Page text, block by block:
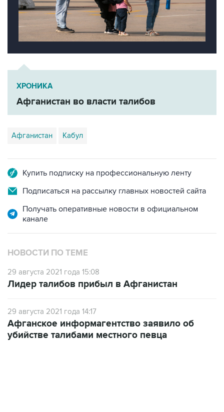
ХРОНИКА
Афганистан во власти талибов
Афганистан Кабул
Купить подписку на профессиональную ленту
Подписаться на рассылку главных новостей сайта
Получать оперативные новости в официальном
канале
НОВОСТИ ПО ТЕМЕ
29 августа 2021 года 15:08
Лидер талибов прибыл в Афганистан
29 августа 2021 года 14:17
Афганское информагентство заявило об
убийстве талибами местного певца